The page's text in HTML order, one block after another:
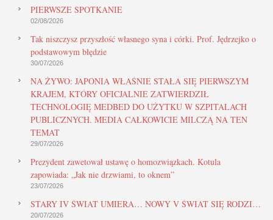
PIERWSZE SPOTKANIE
02/08/2026
Tak niszczysz przyszłość własnego syna i córki. Prof. Jędrzejko o
podstawowym błędzie
30/07/2026
NA ŻYWO: JAPONIA WŁAŚNIE STAŁA SIĘ PIERWSZYM
KRAJEM, KTÓRY OFICJALNIE ZATWIERDZIŁ
TECHNOLOGIĘ MEDBED DO UŻYTKU W SZPITALACH
PUBLICZNYCH. MEDIA CAŁKOWICIE MILCZĄ NA TEN
TEMAT
29/07/2026
Prezydent zawetował ustawę o homozwiązkach. Kotula
zapowiada: „Jak nie drzwiami, to oknem”
23/07/2026
STARY IV ŚWIAT UMIERA… NOWY V ŚWIAT SIĘ RODZI…
20/07/2026